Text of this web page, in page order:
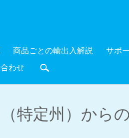
商品ごとの輸出入解説 サポ
わせ
（特定州）か